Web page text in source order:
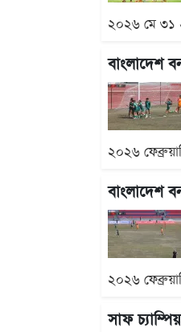
২০২৬ মে
বাংলাদেশ
২০২৬
বাংলাদেশ
২০২৬
সাফ